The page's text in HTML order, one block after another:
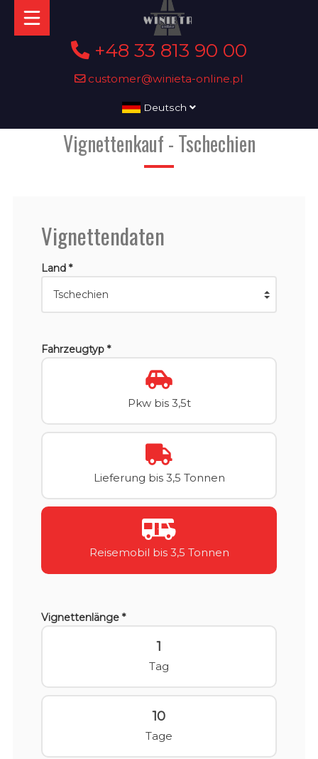
+48 33 813 90 00
customer@winieta-online.pl
Deutsch
Vignettenkauf - Tschechien
Vignettendaten
Land *
Fahrzeugtyp *
Pkw bis 3,5t
Lieferung bis 3,5 Tonnen
Reisemobil bis 3,5 Tonnen
Vignettenlänge *
1
Tag
10
Tage